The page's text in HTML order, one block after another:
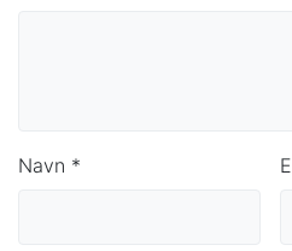
Navn *